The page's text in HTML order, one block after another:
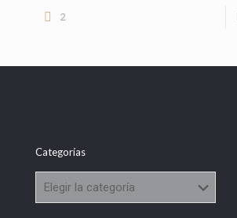
2
Categorías